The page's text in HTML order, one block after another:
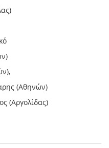
(Αθηνών)
(Αργολίδας)